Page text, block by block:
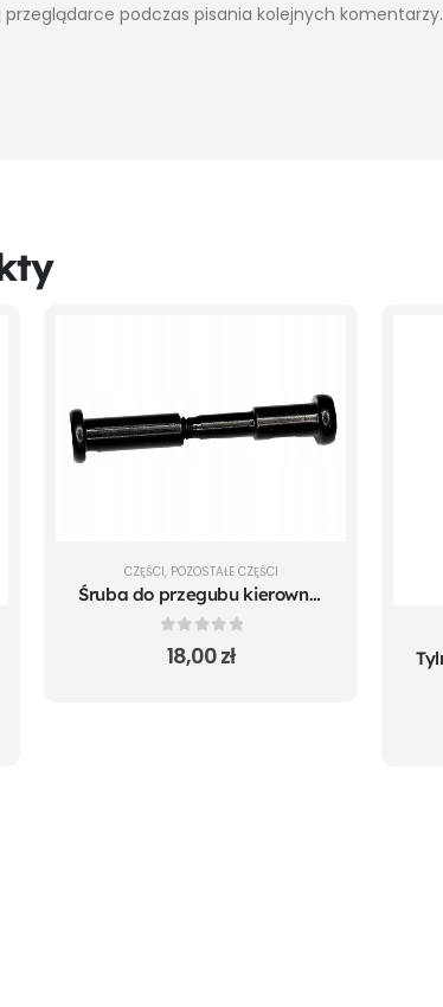
podczas pisania kolejnych komentarzy.
CZĘŚCI, POZOSTAŁE CZĘŚCI
Śruba do przegubu kierownicy Xiaomi M365
0out of 5
18,00zł